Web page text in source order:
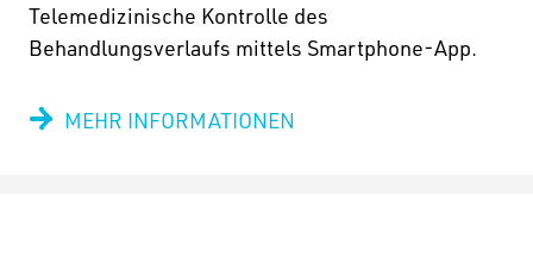
Telemedizinische Kontrolle des
Behandlungsverlaufs mittels Smartphone-App.
MEHR INFORMATIONEN